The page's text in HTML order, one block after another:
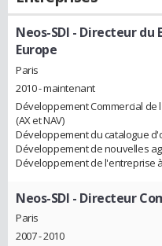
Neos-SDI - Directeur du
Europe
Paris
2010 - maintenant
Développement Commercial de
(AX et NAV)
Développement du catalogue
Développement de nouvelles
Développement de l'entreprise
Neos-SDI - Directeur
Paris
2007 - 2010